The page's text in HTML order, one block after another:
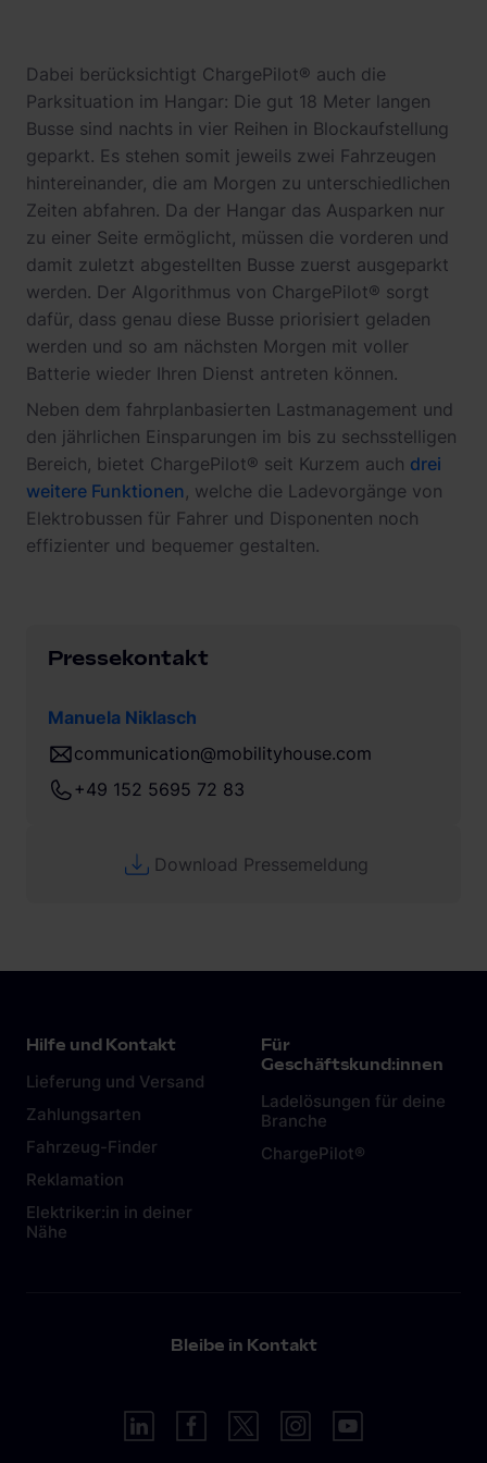
Dabei berücksichtigt ChargePilot® auch die
Parksituation im Hangar: Die gut 18 Meter langen
Busse sind nachts in vier Reihen in Blockaufstellung
geparkt. Es stehen somit jeweils zwei Fahrzeugen
hintereinander, die am Morgen zu unterschiedlichen
Zeiten abfahren. Da der Hangar das Ausparken nur
zu einer Seite ermöglicht, müssen die vorderen und
damit zuletzt abgestellten Busse zuerst ausgeparkt
werden. Der Algorithmus von ChargePilot® sorgt
dafür, dass genau diese Busse priorisiert geladen
werden und so am nächsten Morgen mit voller
Batterie wieder Ihren Dienst antreten können.
Neben dem fahrplanbasierten Lastmanagement und
den jährlichen Einsparungen im bis zu sechsstelligen
Bereich, bietet ChargePilot® seit Kurzem auch drei
weitere Funktionen, welche die Ladevorgänge von
Elektrobussen für Fahrer und Disponenten noch
effizienter und bequemer gestalten.
Pressekontakt
Manuela Niklasch
communication@mobilityhouse.com
+49 152 5695 72 83
Download Pressemeldung
Hilfe und Kontakt
Lieferung und Versand
Zahlungsarten
Fahrzeug-Finder
Reklamation
Elektriker:in in deiner
Nähe
Für
Geschäftskund:innen
Ladelösungen für deine
Branche
ChargePilot®
Bleibe in Kontakt